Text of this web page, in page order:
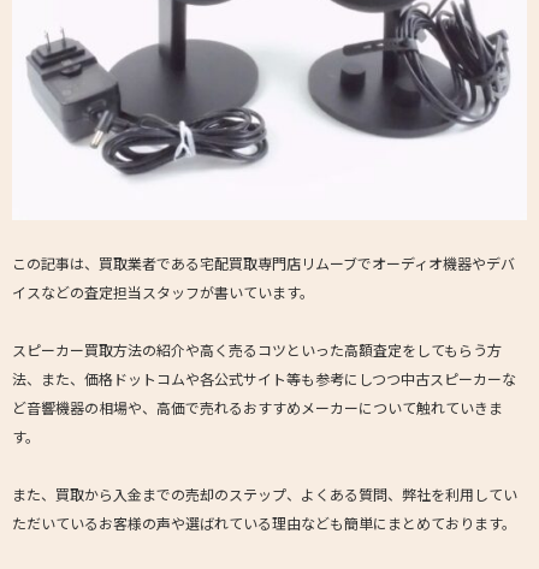
この記事は、買取業者である宅配買取専門店リムーブでオーディオ機器やデバ
イスなどの査定担当スタッフが書いています。
スピーカー買取方法の紹介や高く売るコツといった高額査定をしてもらう方
法、また、価格ドットコムや各公式サイト等も参考にしつつ中古スピーカーな
ど音響機器の相場や、高価で売れるおすすめメーカーについて触れていきま
す。
また、買取から入金までの売却のステップ、よくある質問、弊社を利用してい
ただいているお客様の声や選ばれている理由なども簡単にまとめております。